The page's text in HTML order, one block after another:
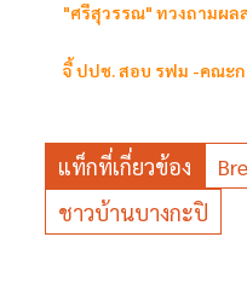
"ศรีสุวรรณ" ทวงถามผล
จี้ ปปช. สอบ รฟม -คณะ
แท็กที่เกี่ยวข้อง
ชาวบ้านบางกะปิ